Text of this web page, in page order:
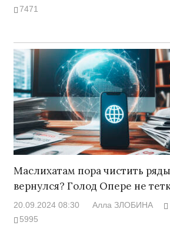
7471
Маслихатам пора чистить
вернулся? Голод Опере не
20.09.2024 08:30 Алла ЗЛОБИНА
5995